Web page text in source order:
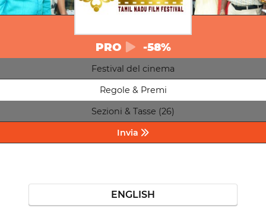
PRO -58%
Festival del cinema
Regole & Premi
Sezioni & Tasse (26)
Invia
ENGLISH